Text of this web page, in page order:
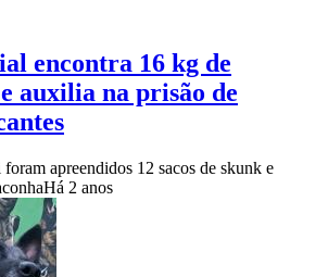
encontra 16 kg de
auxilia na prisão de
apreendidos 12 sacos de skunk e
Há 2 anos